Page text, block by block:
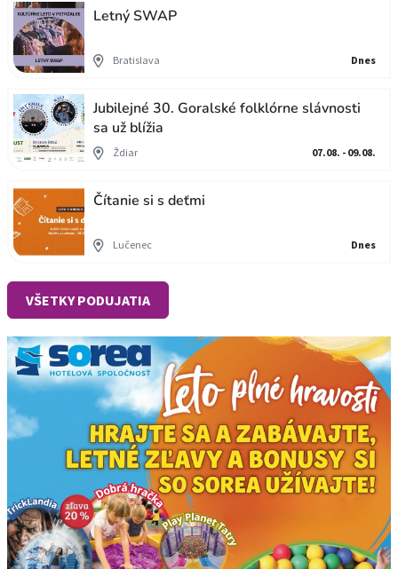
Letný SWAP
Bratislava Dnes
Jubilejné 30. Goralské folklórne slávnosti
sa už blížia
Ždiar 07.08. - 09.08.
Čítanie si s deťmi
Lučenec Dnes
VŠETKY PODUJATIA